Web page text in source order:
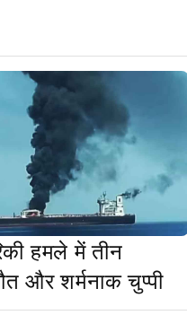
हमले में तीन
और शर्मनाक चुप्पी